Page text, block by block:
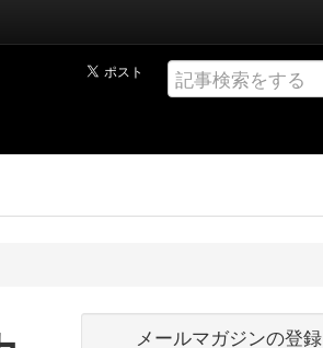
メールマガジンの登録